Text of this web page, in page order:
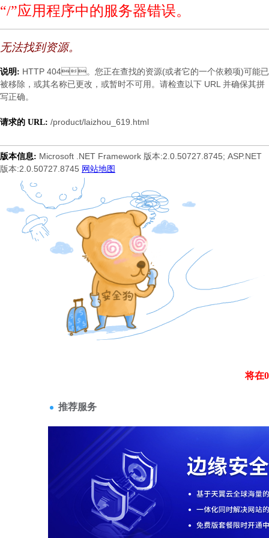
“/”应用程序中的服务器错误。
无法找到资源。
说明: HTTP 404。您正在查找的资源(或者它的一个依赖项)可能已
被移除，或其名称已更改，或暂时不可用。请检查以下 URL 并确保其拼
写正确。
请求的 URL: /product/laizhou_619.html
版本信息: Microsoft .NET Framework 版本:2.0.50727.8745; ASP.NET
版本:2.0.50727.8745 网站地图